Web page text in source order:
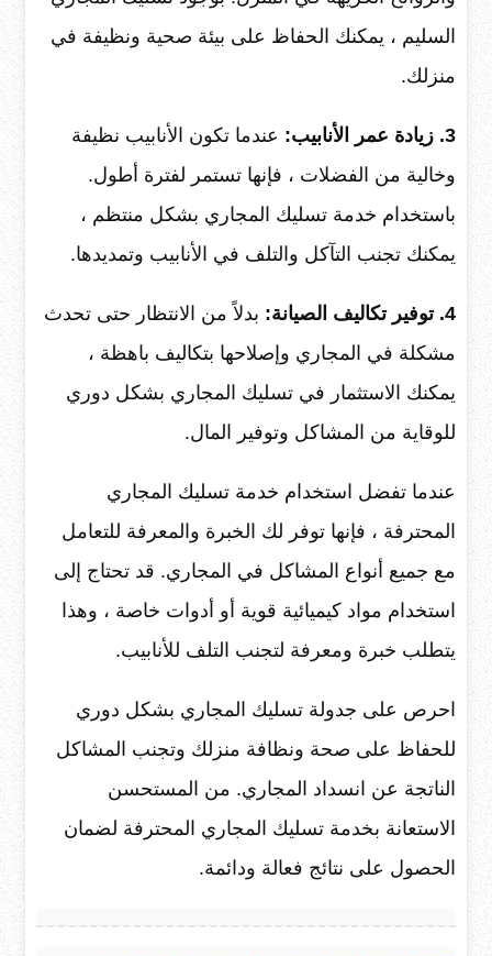
السليم ، يمكنك الحفاظ على بيئة صحية ونظيفة في
منزلك.
3. زيادة عمر الأنابيب:
عندما تكون الأنابيب نظيفة
وخالية من الفضلات ، فإنها تستمر لفترة أطول.
باستخدام خدمة تسليك المجاري بشكل منتظم ،
يمكنك تجنب التآكل والتلف في الأنابيب وتمديدها.
4. توفير تكاليف الصيانة:
بدلاً من الانتظار حتى تحدث
مشكلة في المجاري وإصلاحها بتكاليف باهظة ،
يمكنك الاستثمار في تسليك المجاري بشكل دوري
للوقاية من المشاكل وتوفير المال.
عندما تفضل استخدام خدمة تسليك المجاري
المحترفة ، فإنها توفر لك الخبرة والمعرفة للتعامل
مع جميع أنواع المشاكل في المجاري. قد تحتاج إلى
استخدام مواد كيميائية قوية أو أدوات خاصة ، وهذا
يتطلب خبرة ومعرفة لتجنب التلف للأنابيب.
احرص على جدولة تسليك المجاري بشكل دوري
للحفاظ على صحة ونظافة منزلك وتجنب المشاكل
الناتجة عن انسداد المجاري. من المستحسن
الاستعانة بخدمة تسليك المجاري المحترفة لضمان
الحصول على نتائج فعالة ودائمة.